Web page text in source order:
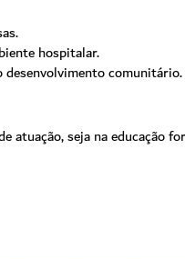
hospitalar.
desenvolvimento comunitário.
atuação, seja na educação